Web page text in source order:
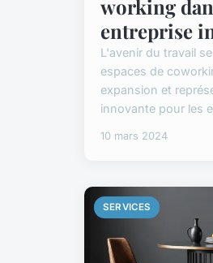
working
entreprise
L'avenir du travail
espaces de
expansion et
innovante pour les
10 mars 2024
SERVICES